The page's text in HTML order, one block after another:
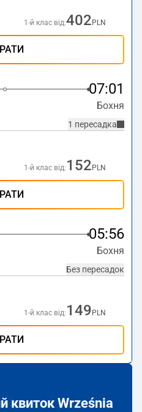
1-й клас від:402 PLN
07:01
Бохня
1 пересадка
1-й клас від: 152 PLN
05:56
Бохня
Без пересадок
1-й клас від: 149 PLN
квиток Września